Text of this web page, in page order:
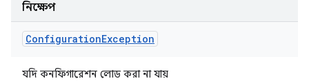
নিক্ষেপ
ConfigurationException
যদি কনফিগারেশন লোড করা না যায়